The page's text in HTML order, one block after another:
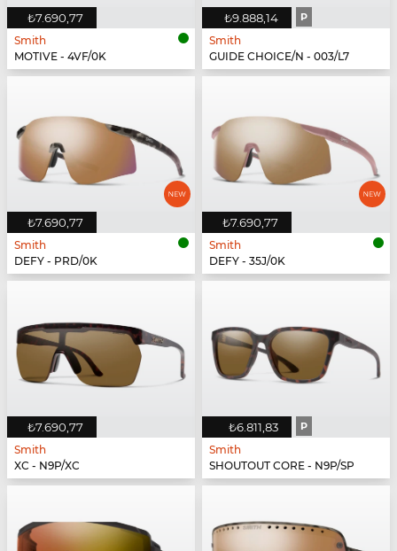
₺7.690,77
Smith
MOTIVE - 4VF/0K
₺9.888,14 P
Smith
GUIDE CHOICE/N - 003/L7
₺7.690,77
Smith
DEFY - PRD/0K
₺7.690,77
Smith
DEFY - 35J/0K
₺7.690,77
Smith
XC - N9P/XC
₺6.811,83 P
Smith
SHOUTOUT CORE - N9P/SP